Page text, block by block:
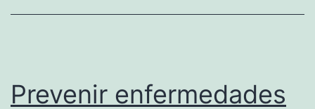
Prevenir enfermedades